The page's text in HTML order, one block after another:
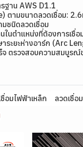
ฐาน AWS D1.1
ตามขนาดลวดเชื่อม:
มชนิดลวดเชื่อม
นตำแหน่งที่ต้องการเชื่อ
าระยะห่างอาร์ก (Arc
จ ตรวจสอบความสมบูรณ์
ชื่อมไฟฟ้าเหล็ก ลวดเชื่